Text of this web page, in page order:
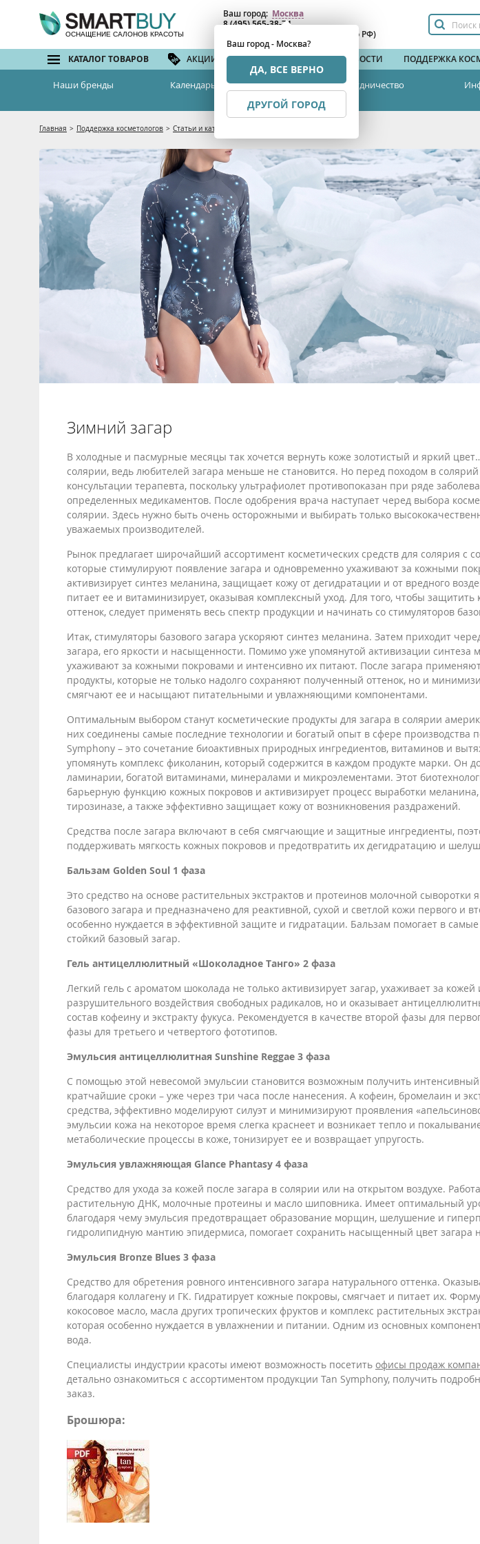
ОСНАЩЕНИЕ САЛОНОВ КРАСОТЫ
Ваш город: Москва
Ваш город - Москва?
ДА, ВСЕ ВЕРНО
ДРУГОЙ ГОРОД
8 (495) 565-38-74
(бесплатный по РФ)
КАТАЛОГ ТОВАРОВ АКЦИИ И СКИДКИ БРЕНДЫ НОВОСТИ ПОДДЕРЖКА
Наши бренды Календарь семинаров Сотрудничество
Главная > Поддержка косметологов > Статьи и каталоги
Зимний загар
В холодные и пасмурные месяцы так хочется вернуть коже золотистый и яркий
солярии, ведь любителей загара меньше не становится. Но перед походом в
консультации терапевта, поскольку ультрафиолет противопоказан при ряде
определенных медикаментов. После одобрения врача наступает черед выбора
солярии. Здесь нужно быть очень осторожными и выбирать только
уважаемых производителей.
Рынок предлагает широчайший ассортимент косметических средств для солярия с
которые стимулируют появление загара и одновременно ухаживают за кожными
активизирует синтез меланина, защищает кожу от дегидратации и от вредного
питает ее и витаминизирует, оказывая комплексный уход. Для того, чтобы
оттенок, следует применять весь спектр продукции и начинать со стимуляторов
Итак, стимуляторы базового загара ускоряют синтез меланина. Затем приходит
загара, его яркости и насыщенности. Помимо уже упомянутой активизации синтеза
ухаживают за кожными покровами и интенсивно их питают. После загара
продукты, которые не только надолго сохраняют полученный оттенок, но и
смягчают ее и насыщают питательными и увлажняющими компонентами.
Оптимальным выбором станут косметические продукты для загара в солярии
них соединены самые последние технологии и богатый опыт в сфере производства
Symphony – это сочетание биоактивных природных ингредиентов, витаминов и
упомянуть комплекс фиколанин, который содержится в каждом продукте марки. Он
ламинарии, богатой витаминами, минералами и микроэлементами. Этот
барьерную функцию кожных покровов и активизирует процесс выработки меланина,
тирозиназе, а также эффективно защищает кожу от возникновения раздражений.
Средства после загара включают в себя смягчающие и защитные ингредиенты,
поддерживать мягкость кожных покровов и предотвратить их дегидратацию и
Бальзам Golden Soul 1 фаза
Это средство на основе растительных экстрактов и протеинов молочной сыворотки
базового загара и предназначено для реактивной, сухой и светлой кожи первого и
особенно нуждается в эффективной защите и гидратации. Бальзам помогает в
стойкий базовый загар.
Гель антицеллюлитный «Шоколадное Танго» 2 фаза
Легкий гель с ароматом шоколада не только активизирует загар, ухаживает за
разрушительного воздействия свободных радикалов, но и оказывает
состав кофеину и экстракту фукуса. Рекомендуется в качестве второй фазы для
фазы для третьего и четвертого фототипов.
Эмульсия антицеллюлитная Sunshine Reggae 3 фаза
С помощью этой невесомой эмульсии становится возможным получить
кратчайшие сроки – уже через три часа после нанесения. А кофеин, бромелаин и
средства, эффективно моделируют силуэт и минимизируют проявления
эмульсии кожа на некоторое время слегка краснеет и возникает тепло и
метаболические процессы в коже, тонизирует ее и возвращает упругость.
Эмульсия увлажняющая Glance Phantasy 4 фаза
Средство для ухода за кожей после загара в солярии или на открытом воздухе.
растительную ДНК, молочные протеины и масло шиповника. Имеет оптимальный
благодаря чему эмульсия предотвращает образование морщин, шелушение и
гидролипидную мантию эпидермиса, помогает сохранить насыщенный цвет загара
Эмульсия Bronze Blues 3 фаза
Средство для обретения ровного интенсивного загара натурального оттенка.
благодаря коллагену и ГК. Гидратирует кожные покровы, смягчает и питает их.
кокосовое масло, масла других тропических фруктов и комплекс растительных
которая особенно нуждается в увлажнении и питании. Одним из основных
вода.
Специалисты индустрии красоты имеют возможность посетить офисы продаж
детально ознакомиться с ассортиментом продукции Tan Symphony, получить
заказ.
Брошюра: